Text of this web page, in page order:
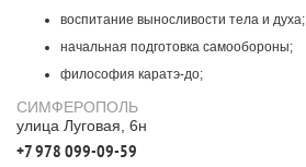
воспитание выносливости тела и духа;
начальная подготовка самообороны;
философия каратэ-до;
СИМФЕРОПОЛЬ
улица Луговая, 6н
+7 978 099-09-59